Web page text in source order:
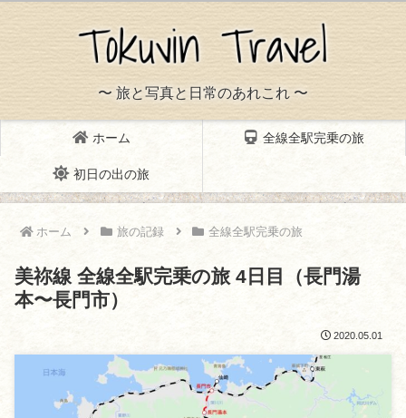
〜 旅と写真と日常のあれこれ 〜
ホーム 全線全駅完乗の旅
初日の出の旅
ホーム 旅の記録 全線全駅完乗の旅
美祢線 全線全駅完乗の旅 4日目（長門湯
本〜長門市）
2020.05.01